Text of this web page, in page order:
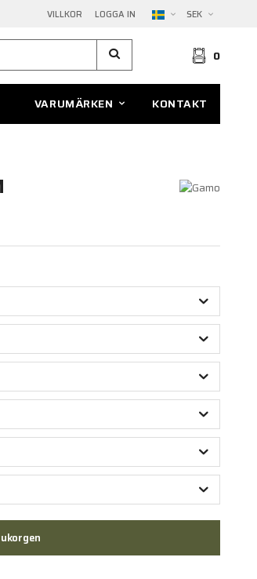
VILLKOR LOGGA IN SEK
0
VARUMÄRKEN KONTAKT